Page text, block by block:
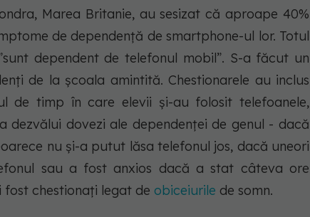
Marea Britanie, au sesizat că aproape 40%
de dependență de smartphone-ul lor. Totul
dependent de telefonul mobil”. S-a făcut un
de la școala amintită. Chestionarele au inclus
de timp în care elevii și-au folosit telefoanele,
dovezi ale dependenței de genul - dacă
nu și-a putut lăsa telefonul jos, dacă uneori
sau a fost anxios dacă a stat câteva ore
fost chestionați legat de obiceiurile de somn.